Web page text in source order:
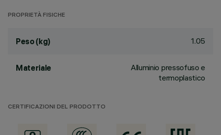
PROPRIETÀ FISICHE
Peso (kg) 1.05
Materiale
Alluminio pressofuso e
termoplastico
CERTIFICAZIONI DEL PRODOTTO